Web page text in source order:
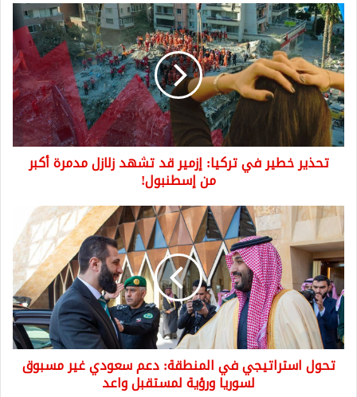
تحذير
خطير
في
تركيا:
إزمير
قد
تشهد
زلازل
مدمرة
تحذير خطير في تركيا: إزمير قد تشهد زلازل مدمرة أكبر
من إسطنبول!
تحول
استراتيجي
في
المنطقة:
دعم
سعودي
غير
مسبوق
لسوريا
ورؤية
تحول استراتيجي في المنطقة: دعم سعودي غير مسبوق
لسوريا ورؤية لمستقبل واعد